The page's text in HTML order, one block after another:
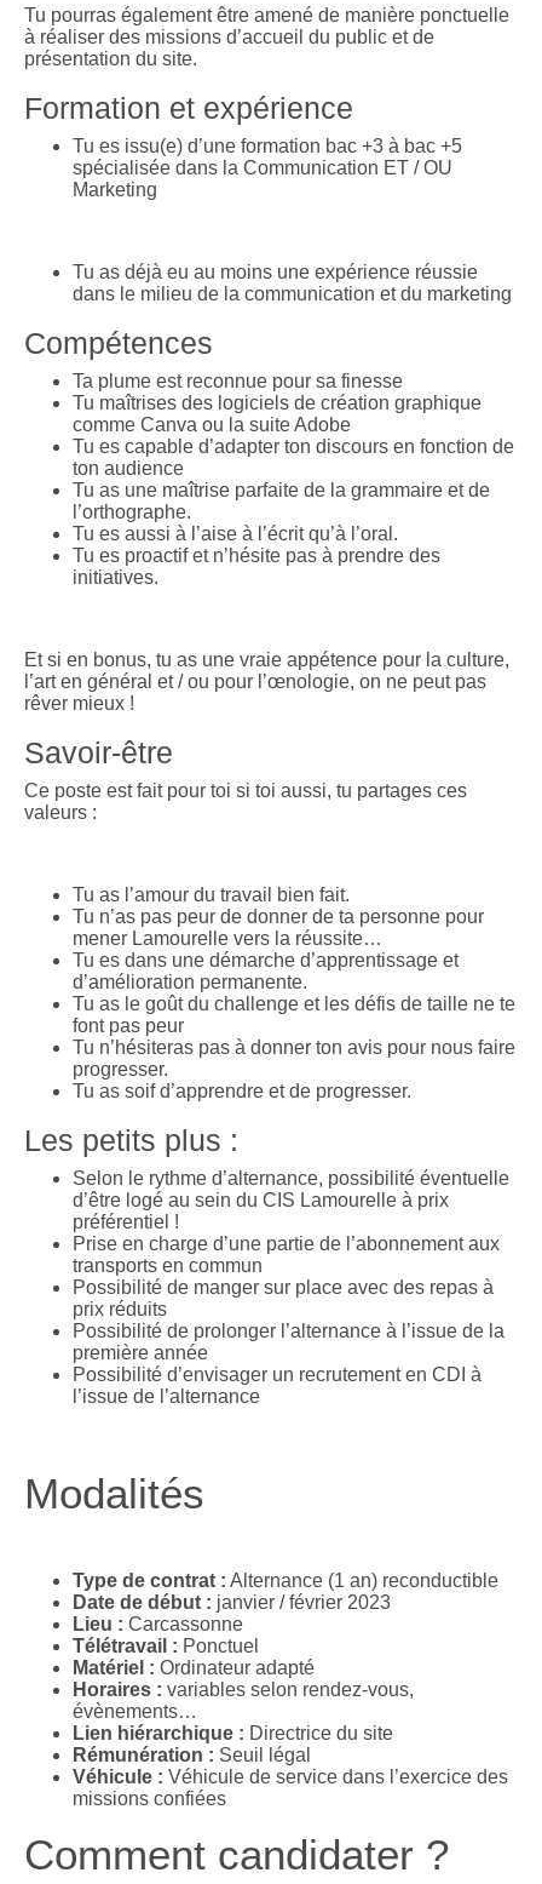
Tu pourras également être amené de manière ponctuelle
à réaliser des missions d’accueil du public et de
présentation du site.
Formation et expérience
Tu es issu(e) d’une formation bac +3 à bac +5
spécialisée dans la Communication ET / OU
Marketing
Tu as déjà eu au moins une expérience réussie
dans le milieu de la communication et du marketing
Compétences
Ta plume est reconnue pour sa finesse
Tu maîtrises des logiciels de création graphique
comme Canva ou la suite Adobe
Tu es capable d’adapter ton discours en fonction de
ton audience
Tu as une maîtrise parfaite de la grammaire et de
l’orthographe.
Tu es aussi à l’aise à l’écrit qu’à l’oral.
Tu es proactif et n’hésite pas à prendre des
initiatives.
Et si en bonus, tu as une vraie appétence pour la culture,
l’art en général et / ou pour l’œnologie, on ne peut pas
rêver mieux !
Savoir-être
Ce poste est fait pour toi si toi aussi, tu partages ces
valeurs :
Tu as l’amour du travail bien fait.
Tu n’as pas peur de donner de ta personne pour
mener Lamourelle vers la réussite…
Tu es dans une démarche d’apprentissage et
d’amélioration permanente.
Tu as le goût du challenge et les défis de taille ne te
font pas peur
Tu n’hésiteras pas à donner ton avis pour nous faire
progresser.
Tu as soif d’apprendre et de progresser.
Les petits plus :
Selon le rythme d’alternance, possibilité éventuelle
d’être logé au sein du CIS Lamourelle à prix
préférentiel !
Prise en charge d’une partie de l’abonnement aux
transports en commun
Possibilité de manger sur place avec des repas à
prix réduits
Possibilité de prolonger l’alternance à l’issue de la
première année
Possibilité d’envisager un recrutement en CDI à
l’issue de l’alternance
Modalités
Type de contrat : Alternance (1 an) reconductible
Date de début : janvier / février 2023
Lieu : Carcassonne
Télétravail : Ponctuel
Matériel : Ordinateur adapté
Horaires : variables selon rendez-vous,
évènements…
Lien hiérarchique : Directrice du site
Rémunération : Seuil légal
Véhicule : Véhicule de service dans l’exercice des
missions confiées
Comment candidater ?